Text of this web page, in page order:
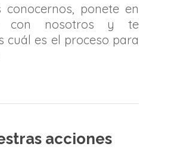
conocernos, ponete en
con nosotros y te
cuál es el proceso para
acciones